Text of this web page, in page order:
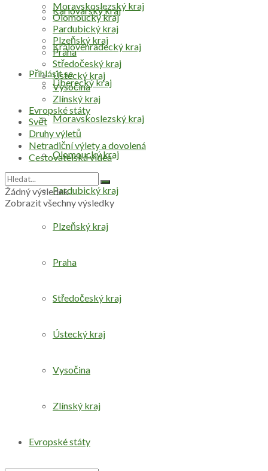
Přihlásit se
Karlovarský kraj
Královéhradecký kraj
Liberecký kraj
Moravskoslezský kraj
Olomoucký kraj
Pardubický kraj
Plzeňský kraj
Praha
Středočeský kraj
Ústecký kraj
Vysočina
Zlínský kraj
Evropské státy
Moravskoslezský kraj
Olomoucký kraj
Pardubický kraj
Plzeňský kraj
Praha
Středočeský kraj
Ústecký kraj
Vysočina
Zlínský kraj
Evropské státy
Svět
Druhy výletů
Netradiční výlety a dovolená
Cestovatelská videa
Žádný výsledek
Zobrazit všechny výsledky